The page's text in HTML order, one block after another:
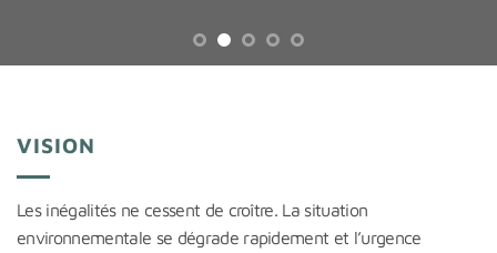
VISION
Les inégalités ne cessent de croître. La situation
environnementale se dégrade rapidement et l’urgence